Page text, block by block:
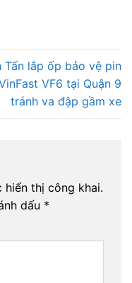
Tấn lắp ốp bảo vệ pin
VF6 tại Quận 9
tránh va đập gầm xe
hiển thị công khai.
dấu *